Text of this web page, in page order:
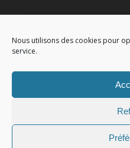
Nous utilisons des cookies pour
service.
. All Rights